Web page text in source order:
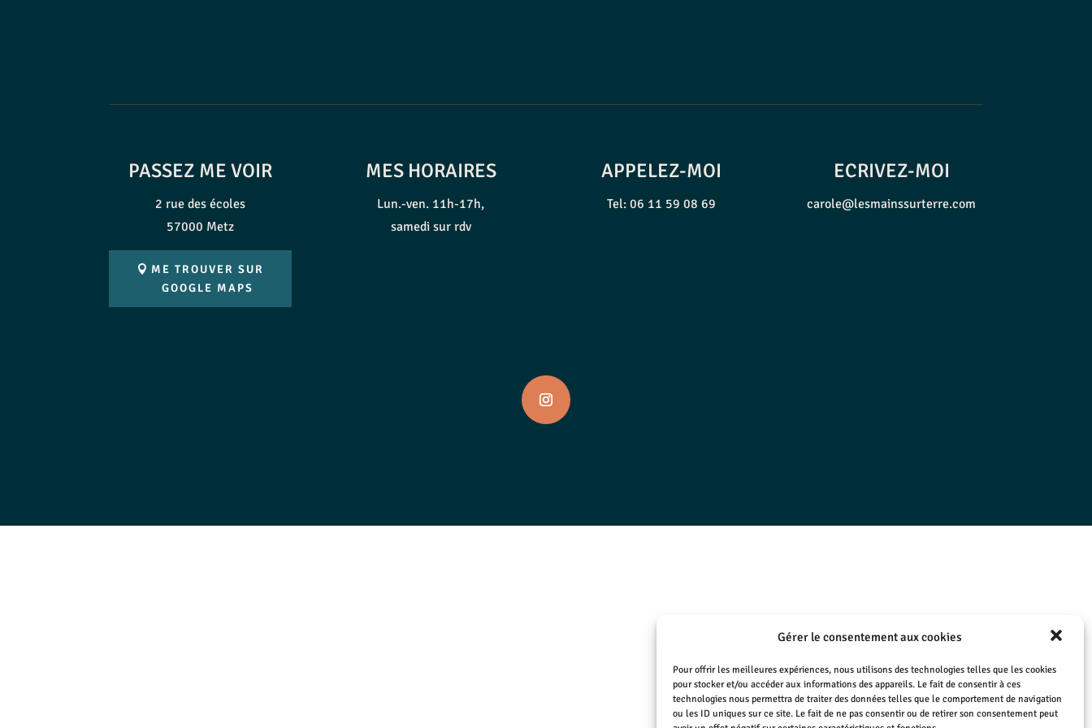
Gérer le consentement aux cookies
Pour offrir les meilleures expériences, nous utilisons des technologies telles que les cookies
pour stocker et/ou accéder aux informations des appareils. Le fait de consentir à ces
technologies nous permettra de traiter des données telles que le comportement de navigation
ou les ID uniques sur ce site. Le fait de ne pas consentir ou de retirer son consentement peut
PASSEZ ME VOIR
2 rue des écoles
57000 Metz
ME TROUVER SUR
GOOGLE MAPS
MES HORAIRES
Lun.-ven. 11h-17h,
samedi sur rdv
APPELEZ-MOI
Tel: 06 11 59 08 69
ECRIVEZ-MOI
carole@lesmainssurterre.com